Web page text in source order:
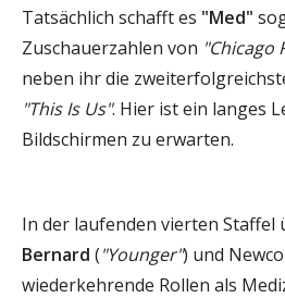
Tatsächlich schafft es "Med"
Zuschauerzahlen von "Chicago
neben ihr die
"This Is Us". Hier ist ein langes
Bildschirmen zu erwarten.
In der laufenden vierten Staffel
Bernard ("Younger") und
wiederkehrende Rollen als